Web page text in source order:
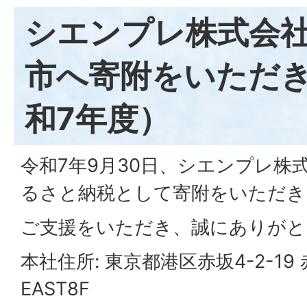
シエンプレ株式会
市へ寄附をいただ
和7年度）
令和7年9月30日、シエンプレ株
るさと納税として寄附をいただ
ご支援をいただき、誠にありが
本社住所: 東京都港区赤坂4-2-19
EAST8F